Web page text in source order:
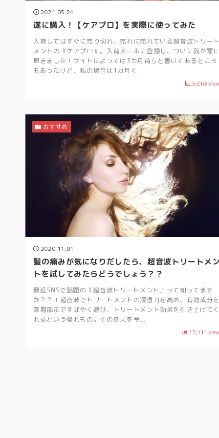
2021.03.24
遂に購入！【ケアプロ】を実際に使ってみた
入荷してはすぐに売り切れ、売れに売れている超音波トリート
メントの『ケアプロ』。入荷メールに登録し、ついに我が家に
届きました！サイトによっては3カ月待ちと書いてあるところ
もあったけど、私の場合は1カ月く...
5,663
2020.11.01
髪の痛みが気になりだしたら、超音波トリートメン
トを試してみたらどうでしょう？？
最近SNSで話題の『超音波トリートメント』って知ってます
か？？！超音波でトリートメントの浸透力を高め、有効成分を
深層部まですばやく運び、トリートメント効果を引き上げてく
れるという優れもの。その効果を今...
17,111
おすすめ